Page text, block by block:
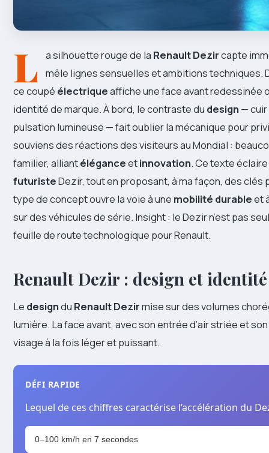
L a silhouette rouge de la Renault Dezircapte
mêle lignes sensuelles et ambitions techniques.
ce coupé électriqueaffiche une face avant redessinée
identité de marque. À bord, le contraste du design — cuir
pulsation lumineuse — fait oublier la mécanique pour
souviens des réactions des visiteurs au Mondial :
familier, alliantéléganceetinnovation. Ce texte
futuristeDezir, tout en proposant, à ma façon, des
type de concept ouvre la voie à une mobilité durableet
sur des véhicules de série. Insight : le Dezir n’est pas
feuille de route technologique pour Renault.
Renault Dezir : design et
Le designdu RenaultDezirmise sur des volumes
lumière. La face avant, avec son entrée d’air striée et
visage à la fois léger et puissant.
DÉFI RAPIDE
Lequel de ces chiffres caractérise l’accélération du
0–100 km/h en 7 secondes